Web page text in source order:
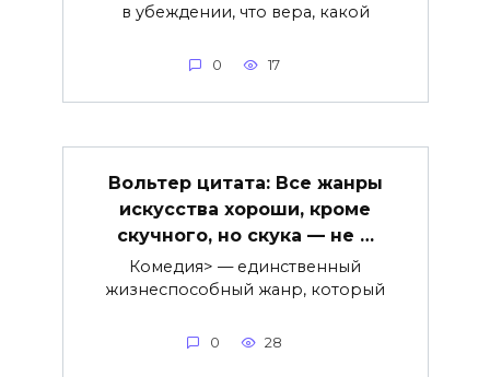
в убеждении, что вера, какой
0 17
Вольтер цитата: Все жанры
искусства хороши, кроме
скучного, но скука — не …
Комедия> — единственный
жизнеспособный жанр, который
0 28